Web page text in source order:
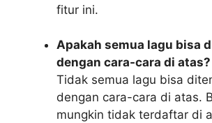
fitur ini.
Apakah semua lagu bisa
dengan cara-cara di atas?
Tidak semua lagu bisa
dengan cara-cara di atas.
mungkin tidak terdaftar di